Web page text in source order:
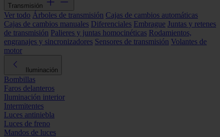
Transmisión
Ver todo Árboles de transmisión Cajas de cambios automáticas
Cajas de cambios manuales Diferenciales Embrague Juntas y retenes
de transmisión Palieres y juntas homocinéticas Rodamientos,
engranajes y sincronizadores Sensores de transmisión Volantes de
motor
Iluminación
Bombillas
Faros delanteros
Iluminación interior
Intermitentes
Luces antiniebla
Luces de freno
Mandos de luces